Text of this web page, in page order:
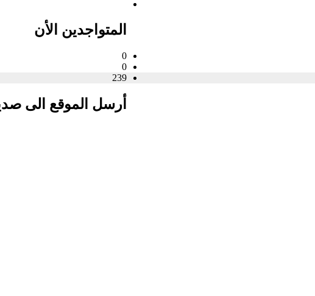
المتواجدين الأن
0
0
239
أرسل الموقع الى